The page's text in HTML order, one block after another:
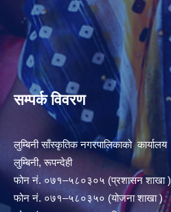
सम्पर्क विवरण
लुम्बिनी साँस्कृतिक नगरपालिकाको कार्यालय
लुम्बिनी, रूपन्देही
फोन नं. ०७१–५८०३०५ (प्रशासन शाखा )
फोन नं. ०७१–५८०३५० (योजना शाखा )